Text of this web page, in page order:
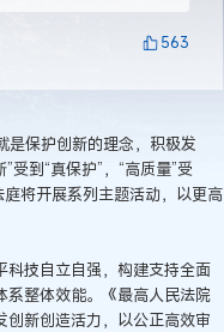
563
是保护创新的理念，积极发
受到“真保护”，“高质量”受
将开展系列主题活动，以更高
科技自立自强，构建支持全面
系整体效能。《最高人民法院
新创造活力，以公正高效审